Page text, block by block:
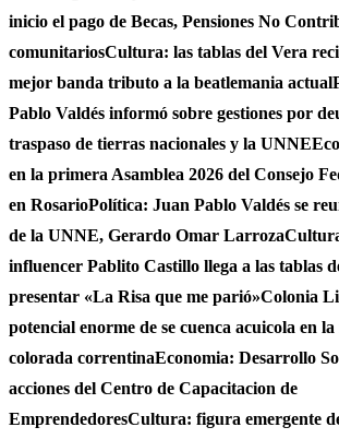
inicio el pago de Becas, Pensiones No
comunitariosCultura: las tablas del Vera
mejor banda tributo a la beatlemania actual
Pablo Valdés informó sobre gestiones por
traspaso de tierras nacionales y la UNNE
en la primera Asamblea 2026 del Consejo
en RosarioPolítica: Juan Pablo Valdés se
de la UNNE, Gerardo Omar Larroza
influencer Pablito Castillo llega a las tablas
presentar «La Risa que me parió»Colonia
potencial enorme de se cuenca acuicola en
colorada correntinaEconomia: Desarrollo
acciones del Centro de Capacitacion de
EmprendedoresCultura: figura emergente